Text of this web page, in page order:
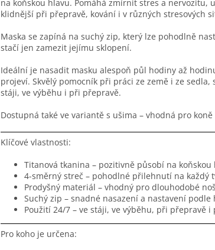
na koňskou hlavu. Pomáhá zmírnit stres a nervozitu,
klidnější při přepravě, kování i v různých stresových
Maska se zapíná na suchý zip, který lze pohodlně
stačí jen zamezit jejímu sklopení.
Ideální je nasadit masku alespoň půl hodiny až
projeví. Skvělý pomocník při práci ze země i ze
stáji, ve výběhu i při přepravě.
Dostupná také ve variantě s ušima – vhodná pro
Klíčové vlastnosti:
Titanová tkanina – pozitivně působí na
4-směrný streč – pohodlné přilehnutí na každý
Prodyšný materiál – vhodný pro dlouhodobé
Suchý zip – snadné nasazení a nastavení podle
Použití 24/7 – ve stáji, ve výběhu, při přepravě i
Pro koho je určena: